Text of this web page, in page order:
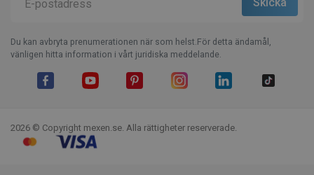
Du kan avbryta prenumerationen när som helst.För detta ändamål,
vänligen hitta information i vårt juridiska meddelande.
2026 © Copyright mexen.se. Alla rättigheter reserverade.